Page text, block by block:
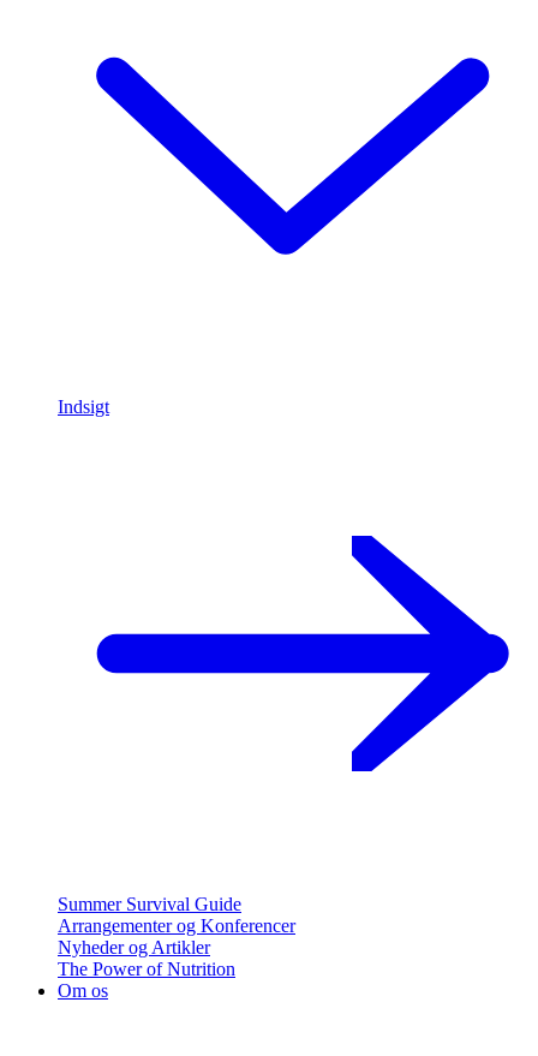
Indsigt
Summer Survival Guide
Arrangementer og Konferencer
Nyheder og Artikler
The Power of Nutrition
Om os